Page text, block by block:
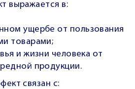
выражается в:
ущербе от пользования
товарами;
и жизни человека от
продукции.
связан с: